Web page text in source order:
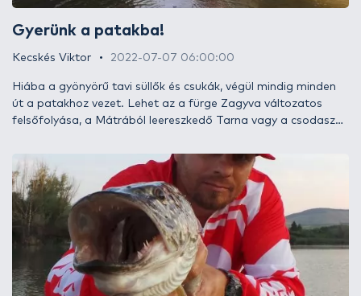
Gyerünk a patakba!
Kecskés Viktor 2022-07-07 06:00:00
Hiába a gyönyörű tavi süllők és csukák, végül mindig minden
út a patakhoz vezet. Lehet az a fürge Zagyva változatos
felsőfolyása, a Mátrából leereszkedő Tarna vagy a csodaszép
rögös útján. Teljesen más, mégis valahol egyforma érzés,
mikor melles csizmát húzva egy kis időre részükké válhatok.
Ezúttal néhány jó tanácsot gyűjtöttem csokorba azoknak,
akik fontolgatják, hogy patakpecára adják a fejüket.